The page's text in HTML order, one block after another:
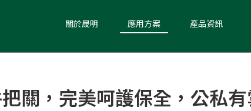
關於晟明 應用方案 產品資訊
關，完美呵護保全，公私